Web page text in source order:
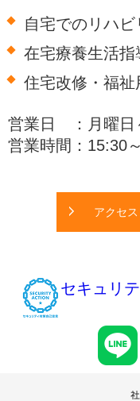
自宅でのリハ
在宅療養生活
住宅改修・福祉
営業日 ：月曜日
営業時間：15:30
アクセス
セキュリ